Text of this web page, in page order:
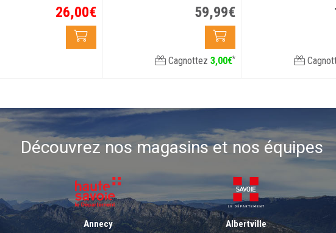
26,00€ 59,99€
Cagnottez 3,00€*
Découvrez nos magasins et nos équipes
Annecy Albertville